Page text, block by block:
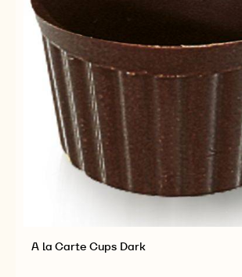
A la Carte Cups Dark